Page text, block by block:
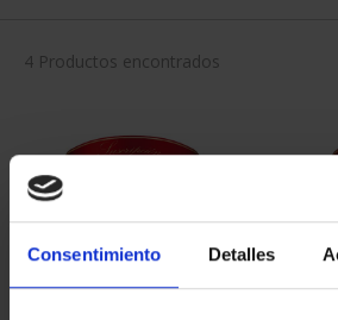
Consentimiento Detalles
4 Productos encontrados